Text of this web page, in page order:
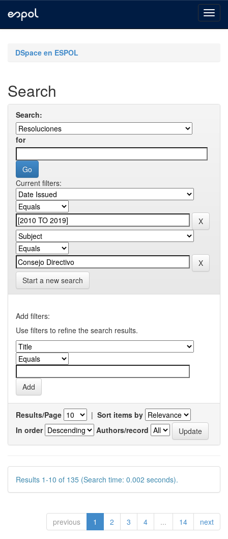
navigationDSpace en ESPOL
Search
Search:
for
Current filters:
Start a new search
Add filters:
Use filters to refine the search results.
Results/Page | Sort items by
In order
Authors/record
Results 1-10 of 135 (Search time: 0.002 seconds).
previous 1 2 3 4 ... 14 next